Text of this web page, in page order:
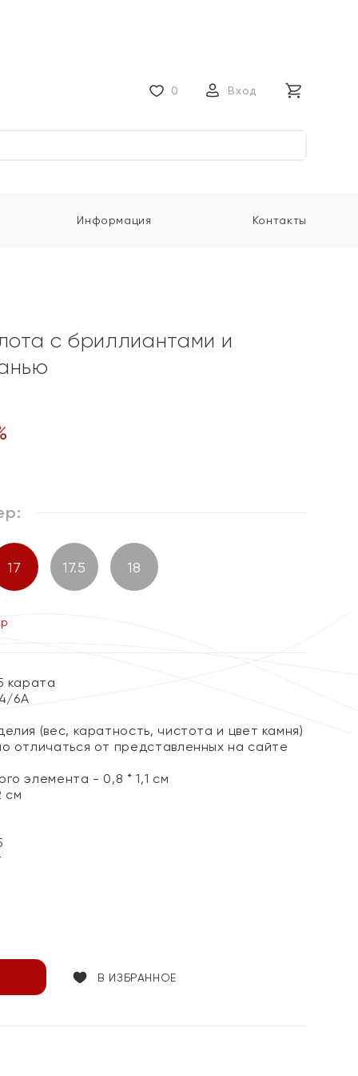
0 Вход
Информация Контакты
с бриллиантами и
17 17.5 18
карата
6А
(вес, каратность, чистота и цвет камня)
отличаться от представленных на сайте
элемента - 0,8 * 1,1 см
см
В ИЗБРАННОЕ